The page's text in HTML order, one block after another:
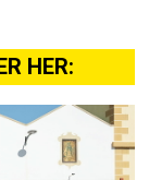
HER: